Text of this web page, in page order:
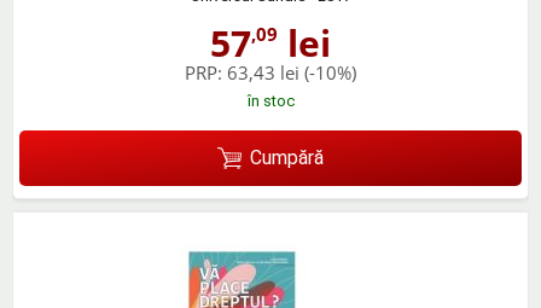
57,09 lei
PRP: 63,43 lei (-10%)
în stoc
Cumpără